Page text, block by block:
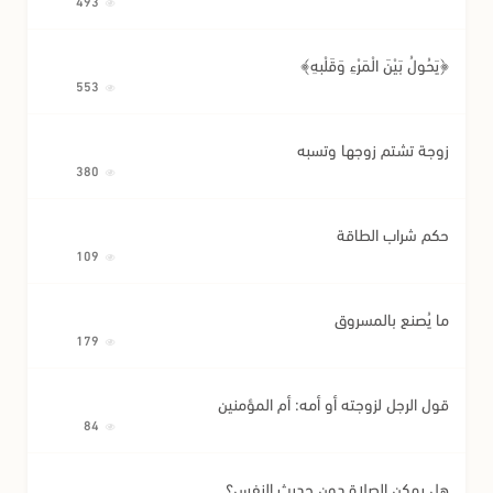
﴿يَحُولُ بَيْنَ الْمَرْءِ وَقَلْبِهِ﴾
زوجة تشتم زوجها وتسبه
حكم شراب الطاقة
ما يُصنع بالمسروق
قول الرجل لزوجته أو أمه: أم المؤمنين
هل يمكن الصلاة دون حديث النفس؟